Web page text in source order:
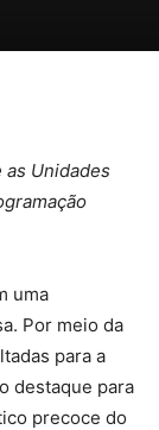
Unidades
uma
Por meio da
para a
destaque para
precoce do